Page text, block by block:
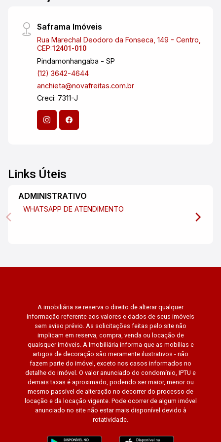
momentos de lazer. Outro grande diferencial é a
garagem para 4 veículos, todas cobertas,
garantindo segurança e comodidade. Uma ótima
dos bairros mais tradicionais e valorizados da
zona sul de São José dos Campos. Entre em
contato para mais informações e agende sua
visita! Imobiliária Nova Freitas, seu sonho
começa aqui!
Saframa Imóveis
Rua Marechal Deodoro da Fonseca, 149 - Centro,
CEP:12401-010
Pindamonhangaba - SP
(12) 3642-4644
anchieta@novafreitas.com.br
Creci: 7311-J
Links Úteis
ADMINISTRATIVO
WHATSAPP DE ATENDIMENTO
A imobiliária se reserva o direito de alterar qualquer
informação referente aos valores e dados de seus imóveis
sem aviso prévio. As solicitações feitas pelo site não
implicam em reserva, compra, venda ou locação de
quaisquer imóveis. A Imobiliária informa que as mobílias e
artigos de decoração são meramente ilustrativos - não
fazem parte do imóvel, exceto nos casos informados no
detalhe do imóvel. O valor anunciado do condomínio, IPTU e
demais taxas é aproximado, podendo ser maior, menor ou
mesmo passível de alteração no decorrer do processo de
locação e da locação vigente. Pode ocorrer de algum imóvel
anunciado no site não estar mais disponível devido à
rotatividade.